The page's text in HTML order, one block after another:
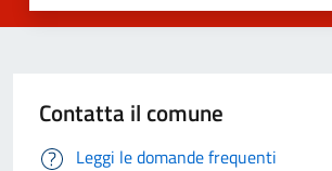
Contatta il comune
Leggi le domande frequenti